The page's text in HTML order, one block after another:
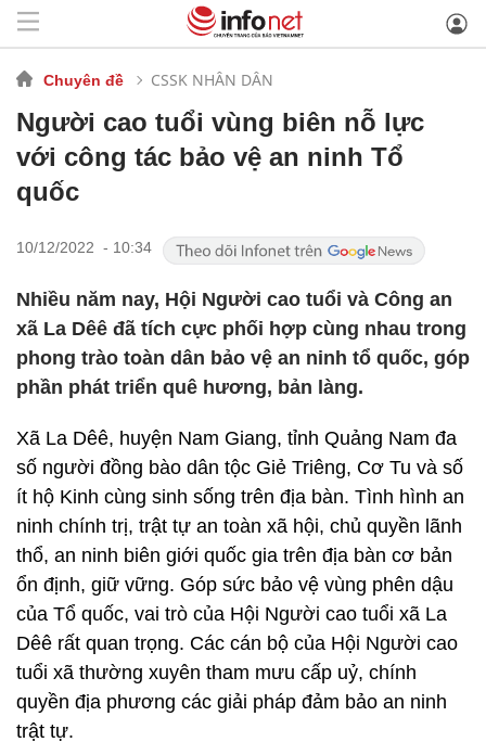
Chuyên đề CSSK NHÂN DÂN
Người cao tuổi vùng biên nỗ lực
với công tác bảo vệ an ninh Tổ
quốc
10/12/2022 - 10:34
Nhiều năm nay, Hội Người cao tuổi và Công an
xã La Dêê đã tích cực phối hợp cùng nhau trong
phong trào toàn dân bảo vệ an ninh tổ quốc, góp
phần phát triển quê hương, bản làng.
Xã La Dêê, huyện Nam Giang, tỉnh Quảng Nam đa
số người đồng bào dân tộc Giẻ Triêng, Cơ Tu và số
ít hộ Kinh cùng sinh sống trên địa bàn. Tình hình an
ninh chính trị, trật tự an toàn xã hội, chủ quyền lãnh
thổ, an ninh biên giới quốc gia trên địa bàn cơ bản
ổn định, giữ vững. Góp sức bảo vệ vùng phên dậu
của Tổ quốc, vai trò của Hội Người cao tuổi xã La
Dêê rất quan trọng. Các cán bộ của Hội Người cao
tuổi xã thường xuyên tham mưu cấp uỷ, chính
quyền địa phương các giải pháp đảm bảo an ninh
trật tự.